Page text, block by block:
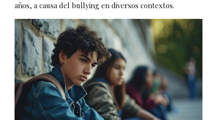
años, a causa del bullying en diversos contextos.